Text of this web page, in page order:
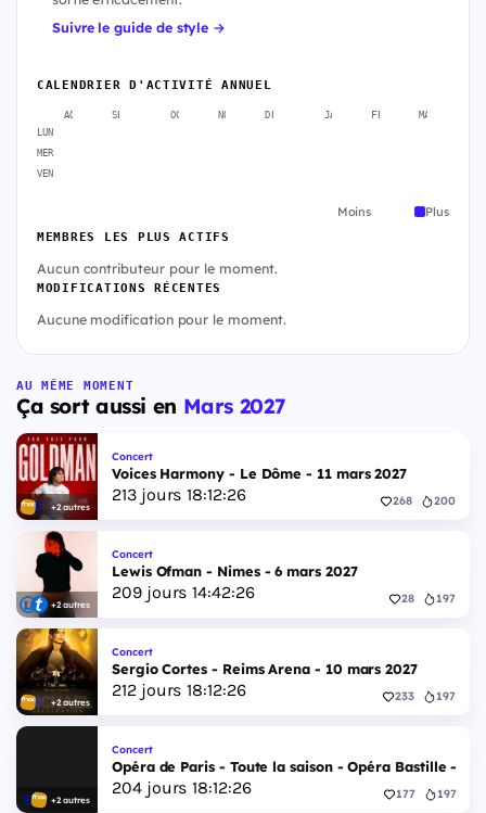
Suivre le guide de style →
CALENDRIER D'ACTIVITÉ ANNUEL
AOÛT SEPT. OCT. NOV. DÉC. JANV. FÉVR. MARS
LUN
MER
VEN
Moins Plus
MEMBRES LES PLUS ACTIFS
Aucun contributeur pour le moment.
MODIFICATIONS RÉCENTES
Aucune modification pour le moment.
AU MÊME MOMENT
Ça sort aussi en Mars 2027
+2 autres
Concert
Voices Harmony - Le Dôme - 11 mars 2027
213jours 18:12:26 268 200
+2 autres
Concert
Lewis Ofman - Nimes - 6 mars 2027
209jours 14:42:26 28 197
+2 autres
Concert
Sergio Cortes - Reims Arena - 10 mars 2027
212jours 18:12:26 233 197
+2 autres
Concert
Opéra de Paris - Toute la saison - Opéra Bastille - 2
204jours 18:12:26 177 197